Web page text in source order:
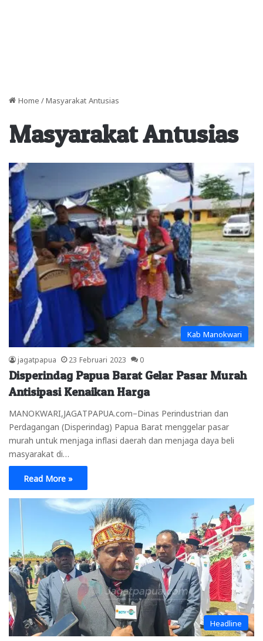
Home / Masyarakat Antusias
Masyarakat Antusias
Kab Manokwari
jagatpapua 23 Februari 2023 0
Disperindag Papua Barat Gelar Pasar Murah
Antisipasi Kenaikan Harga
MANOKWARI,JAGATPAPUA.com–Dinas Perindustrian dan
Perdagangan (Disperindag) Papua Barat menggelar pasar
murah untuk menjaga inflasi daerah dan menjaga daya beli
masyarakat di…
Read More »
Headline